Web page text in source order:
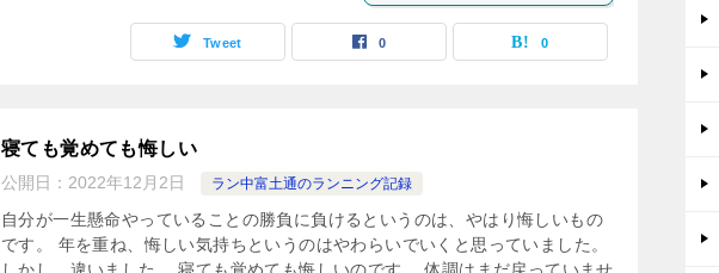
Tweet 0 0
寝ても覚めても悔しい
公開日： 2022年12月2日 ラン中富土通のランニング記録
自分が一生懸命やっていることの勝負に負けるというのは、やはり悔しいもの
です。 年を重ね、悔しい気持ちというのはやわらいでいくと思っていました。